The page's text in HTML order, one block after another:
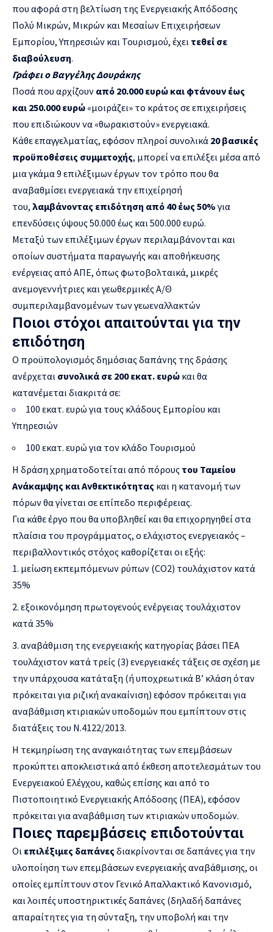
που αφορά στη βελτίωση της Ενεργειακής Απόδοσης
Πολύ Μικρών, Μικρών και Μεσαίων Επιχειρήσεων
Εμπορίου, Υπηρεσιών και Τουρισμού, έχει τεθεί σε
διαβούλευση.
Γράφει ο Βαγγέλης Δουράκης
Ποσά που αρχίζουν από 20.000 ευρώ και φτάνουν έως
και 250.000 ευρώ «μοιράζει» το κράτος σε επιχειρήσεις
που επιδιώκουν να «θωρακιστούν» ενεργειακά.
Κάθε επαγγελματίας, εφόσον πληροί συνολικά 20 βασικές
προϋποθέσεις συμμετοχής, μπορεί να επιλέξει μέσα από
μια γκάμα 9 επιλέξιμων έργων τον τρόπο που θα
αναβαθμίσει ενεργειακά την επιχείρησή
του, λαμβάνοντας επιδότηση από 40 έως 50%για
επενδύσεις ύψους 50.000 έως και 500.000 ευρώ.
Μεταξύ των επιλέξιμων έργων περιλαμβάνονται και
οποίων συστήματα παραγωγής και αποθήκευσης
ενέργειας από ΑΠΕ, όπως φωτοβολταικά, μικρές
ανεμογεννήτριες και γεωθερμικές Α/Θ
συμπεριλαμβανομένων των γεωεναλλακτών
Ποιοι στόχοι απαιτούνται για την
επιδότηση
Ο προϋπολογισμός δημόσιας δαπάνης της δράσης
ανέρχεται συνολικά σε 200 εκατ. ευρώ και θα
κατανέμεται διακριτά σε:
100 εκατ. ευρώ για τους κλάδους Εμπορίου και
Υπηρεσιών
100 εκατ. ευρώ για τον κλάδο Τουρισμού
Η δράση χρηματοδοτείται από πόρους του Ταμείου
Ανάκαμψης και Ανθεκτικότητας και η κατανομή των
πόρων θα γίνεται σε επίπεδο περιφέρειας.
Για κάθε έργο που θα υποβληθεί και θα επιχορηγηθεί στα
πλαίσια του προγράμματος, ο ελάχιστος ενεργειακός –
περιβαλλοντικός στόχος καθορίζεται οι εξής:
μείωση εκπεμπόμενων ρύπων (CO2) τουλάχιστον κατά
35%
εξοικονόμηση πρωτογενούς ενέργειας τουλάχιστον
κατά 35%
αναβάθμιση της ενεργειακής κατηγορίας βάσει ΠΕΑ
τουλάχιστον κατά τρείς (3) ενεργειακές τάξεις σε σχέση με
την υπάρχουσα κατάταξη (ή υποχρεωτικά Β’ κλάση όταν
πρόκειται για ριζική ανακαίνιση) εφόσον πρόκειται για
αναβάθμιση κτιριακών υποδομών που εμπίπτουν στις
διατάξεις του Ν.4122/2013.
Η τεκμηρίωση της αναγκαιότητας των επεμβάσεων
προκύπτει αποκλειστικά από έκθεση αποτελεσμάτων του
Ενεργειακού Ελέγχου, καθώς επίσης και από το
Πιστοποιητικό Ενεργειακής Απόδοσης (ΠΕΑ), εφόσον
πρόκειται για αναβάθμιση των κτιριακών υποδομών.
Ποιες παρεμβάσεις επιδοτούνται
Οι επιλέξιμες δαπάνες διακρίνονται σε δαπάνες για την
υλοποίηση των επεμβάσεων ενεργειακής αναβάθμισης, οι
οποίες εμπίπτουν στον Γενικό Απαλλακτικό Κανονισμό,
και λοιπές υποστηρικτικές δαπάνες (δηλαδή δαπάνες
απαραίτητες για τη σύνταξη, την υποβολή και την